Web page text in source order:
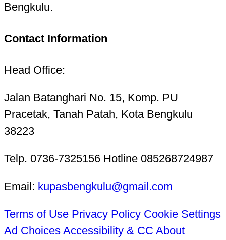
Bengkulu.
Contact Information
Head Office:
Jalan Batanghari No. 15, Komp. PU
Pracetak, Tanah Patah, Kota Bengkulu
38223
Telp. 0736-7325156 Hotline 085268724987
Email: kupasbengkulu@gmail.com
Terms of Use Privacy Policy Cookie Settings
Ad Choices Accessibility & CC About